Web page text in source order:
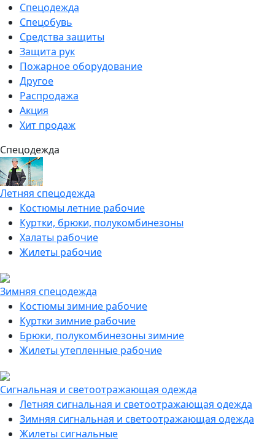
Спецодежда
Спецобувь
Средства защиты
Защита рук
Пожарное оборудование
Другое
Распродажа
Акция
Хит продаж
Спецодежда
Летняя спецодежда
Костюмы летние рабочие
Куртки, брюки, полукомбинезоны
Халаты рабочие
Жилеты рабочие
Зимняя спецодежда
Костюмы зимние рабочие
Куртки зимние рабочие
Брюки, полукомбинезоны зимние
Жилеты утепленные рабочие
Сигнальная и светоотражающая одежда
Летняя сигнальная и светоотражающая одежда
Зимняя сигнальная и светоотражающая одежда
Жилеты сигнальные